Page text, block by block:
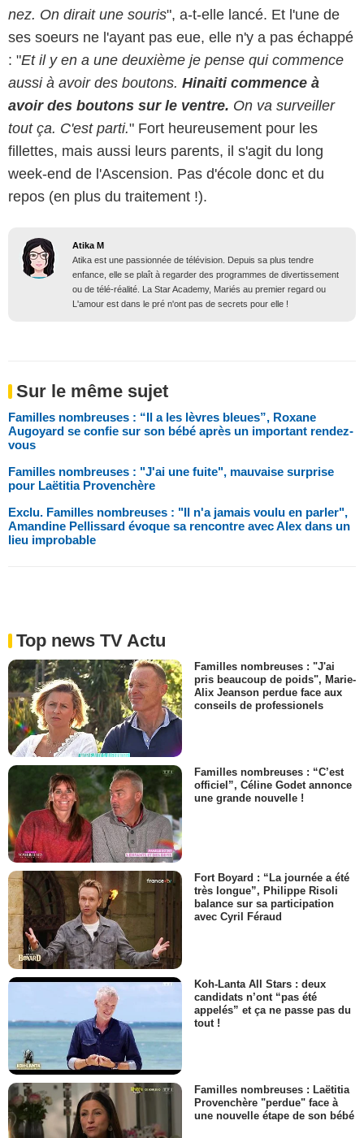
nez. On dirait une souris", a-t-elle lancé. Et l'une de
ses soeurs ne l'ayant pas eue, elle n'y a pas échappé
: "Et il y en a une deuxième je pense qui commence
aussi à avoir des boutons. Hinaiti commence à
avoir des boutons sur le ventre. On va surveiller
tout ça. C'est parti." Fort heureusement pour les
fillettes, mais aussi leurs parents, il s'agit du long
week-end de l'Ascension. Pas d'école donc et du
repos (en plus du traitement !).
Atika M
Atika est une passionnée de télévision. Depuis sa plus tendre
enfance, elle se plaît à regarder des programmes de divertissement
ou de télé-réalité. La Star Academy, Mariés au premier regard ou
L'amour est dans le pré n'ont pas de secrets pour elle !
Sur le même sujet
Familles nombreuses : “Il a les lèvres bleues”, Roxane
Augoyard se confie sur son bébé après un important rendez-
vous
Familles nombreuses : "J'ai une fuite", mauvaise surprise
pour Laëtitia Provenchère
Exclu. Familles nombreuses : "Il n'a jamais voulu en parler",
Amandine Pellissard évoque sa rencontre avec Alex dans un
lieu improbable
Top news TV Actu
Familles nombreuses : "J'ai
pris beaucoup de poids", Marie-
Alix Jeanson perdue face aux
conseils de professionels
Familles nombreuses : “C’est
officiel”, Céline Godet annonce
une grande nouvelle !
Fort Boyard : “La journée a été
très longue”, Philippe Risoli
balance sur sa participation
avec Cyril Féraud
Koh-Lanta All Stars : deux
candidats n’ont “pas été
appelés” et ça ne passe pas du
tout !
Familles nombreuses : Laëtitia
Provenchère "perdue" face à
une nouvelle étape de son bébé